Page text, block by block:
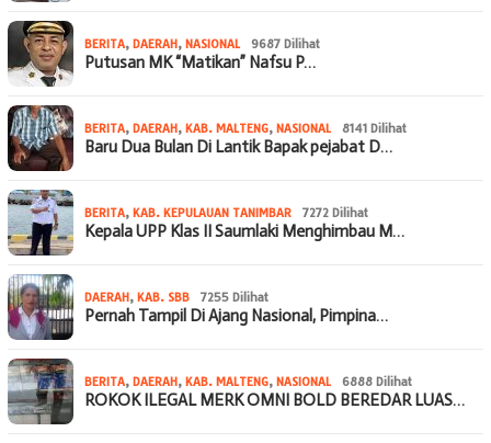
BERITA, DAERAH, NASIONAL 9687 Dilihat
Putusan MK “Matikan” Nafsu P…
BERITA, DAERAH, KAB. MALTENG, NASIONAL 8141 Dilihat
Baru Dua Bulan Di Lantik Bapak pejabat D…
BERITA, KAB. KEPULAUAN TANIMBAR 7272 Dilihat
Kepala UPP Klas II Saumlaki Menghimbau M…
DAERAH, KAB. SBB 7255 Dilihat
Pernah Tampil Di Ajang Nasional, Pimpina…
BERITA, DAERAH, KAB. MALTENG, NASIONAL 6888 Dilihat
ROKOK ILEGAL MERK OMNI BOLD BEREDAR LUAS…